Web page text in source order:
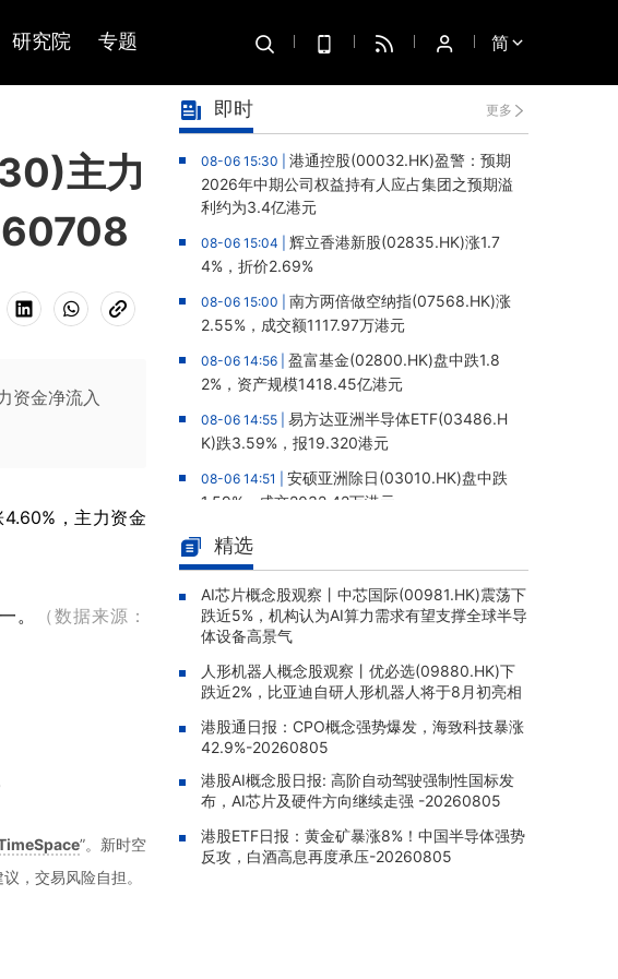
研究院 专题 简
主力
资金净流入
，主力资金
。
（数据来源：
”。新时空
，交易风险自担。
即时 更多
08-06 15:30 | 港通控股(00032.HK)盈警：预期
2026年中期公司权益持有人应占集团之预期溢
利约为3.4亿港元
08-06 15:04 | 辉立香港新股(02835.HK)涨1.7
4%，折价2.69%
08-06 15:00 | 南方两倍做空纳指(07568.HK)涨
2.55%，成交额1117.97万港元
08-06 14:56 | 盈富基金(02800.HK)盘中跌1.8
2%，资产规模1418.45亿港元
08-06 14:55 | 易方达亚洲半导体ETF(03486.H
K)跌3.59%，报19.320港元
08-06 14:51 | 安硕亚洲除日(03010.HK)盘中跌
1.59%，成交2032.42万港元
08-06 14:48 |
05%，冲击3连涨
08-06 14:46 |安硕MS台湾(03074.HK)盘中跌0.
63%，报457.20港元
0%，最新价报0.89元
报股东应占溢利59.97亿港元，同比增加6.6
精选
AI芯片概念股观察丨中芯国际(00981.HK)震荡下
跌近5%，机构认为AI算力需求有望支撑全球半导
体设备高景气
人形机器人概念股观察丨优必选(09880.HK)下
跌近2%，比亚迪自研人形机器人将于8月初亮相
港股通日报：CPO概念强势爆发，海致科技暴涨
42.9%-20260805
港股AI概念股日报: 高阶自动驾驶强制性国标发
布，AI芯片及硬件方向继续走强 -20260805
港股ETF日报：黄金矿暴涨8%！中国半导体强势
反攻，白酒高息再度承压-20260805